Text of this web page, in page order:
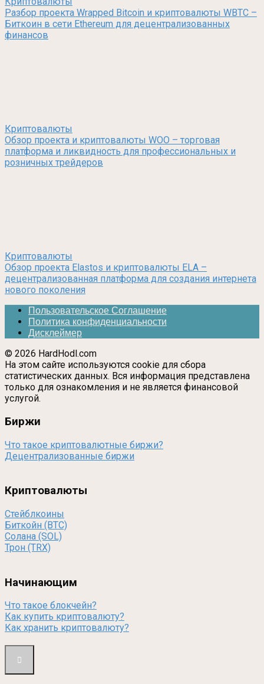
Разбор проекта Wrapped Bitcoin и криптовалюты WBTC –
Биткоин в сети Ethereum для децентрализованных
финансов
Криптовалюты
Обзор проекта и криптовалюты WOO – торговая
платформа и ликвидность для профессиональных и
розничных трейдеров
Криптовалюты
Обзор проекта Elastos и криптовалюты ELA –
децентрализованная платформа для создания интернета
нового поколения
Пользовательское Соглашение
Политика конфиденциальности
Дисклеймер
© 2026 HardHodl.com
На этом сайте используются cookie для сбора
статистических данных. Вся информация представлена
только для ознакомления и не является финансовой
услугой.
Биржи
Что такое криптовалютные биржи?
Децентрализованные биржи
Криптовалюты
Стейблкоины
Биткойн (BTC)
Солана (SOL)
Трон (TRX)
Начинающим
Что такое блокчейн?
Как купить криптовалюту?
Как хранить криптовалюту?